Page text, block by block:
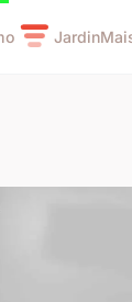
Jardin